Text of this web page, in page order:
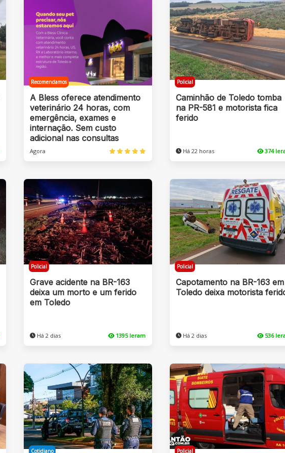
Recomendamos
A Bless oferece atendimento
veterinário 24 horas, com
emergência, exames e
internação. Sem custo
adicional nas consultas
Agora
Policial
Caminhão de Toledo tomba
na PR-581 e motorista fica
ferido
Há 22 horas 374
Policial
Grave acidente na BR-163
deixa um morto e um ferido
em Toledo
Há 2 dias 1395 leram
Policial
Capotamento na BR-163 em
Toledo deixa motorista
Há 2 dias 536
Cotidiano Policial